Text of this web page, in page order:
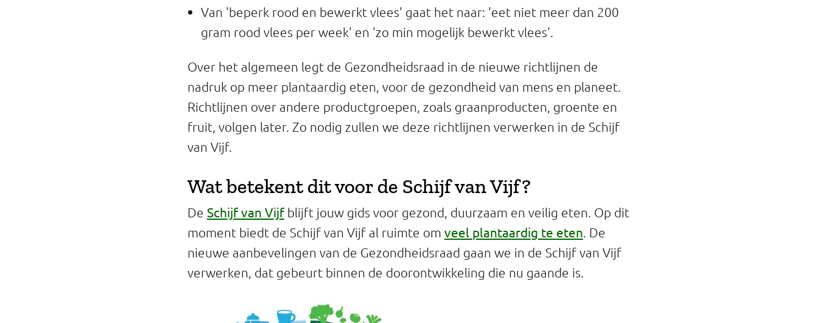
Van 'beperk rood en bewerkt vlees' gaat het naar: 'eet niet meer dan 200
gram rood vlees per week' en 'zo min mogelijk bewerkt vlees'.
Over het algemeen legt de Gezondheidsraad in de nieuwe richtlijnen de
nadruk op meer plantaardig eten, voor de gezondheid van mens en planeet.
Richtlijnen over andere productgroepen, zoals graanproducten, groente en
fruit, volgen later. Zo nodig zullen we deze richtlijnen verwerken in de Schijf
van Vijf.
Wat betekent dit voor de Schijf van Vijf?
De Schijf van Vijfblijft jouw gids voor gezond, duurzaam en veilig eten. Op dit
moment biedt de Schijf van Vijf al ruimte om veel plantaardig te eten. De
nieuwe aanbevelingen van de Gezondheidsraad gaan we in de Schijf van Vijf
verwerken, dat gebeurt binnen de doorontwikkeling die nu gaande is.